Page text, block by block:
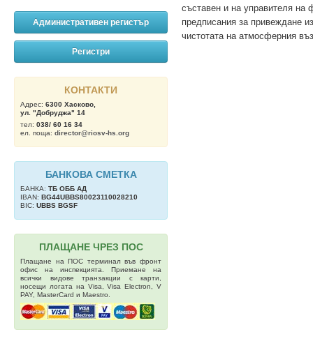
Административен регистър
Регистри
КОНТАКТИ
Адрес: 6300 Хасково,
ул. "Добруджа" 14
тел: 038/ 60 16 34
ел. поща: director@riosv-hs.org
БАНКОВА СМЕТКА
БАНКА: ТБ OББ АД
IBAN: BG44UBBS80023110028210
BIC: UBBS BGSF
ПЛАЩАНЕ ЧРЕЗ ПОС
Плащане на ПОС терминал във фронт
офис на инспекцията. Приемане на
всички видове транзакции с карти,
носещи логата на Visa, Visa Electron, V
PAY, MasterCard и Maestro.
съставен и на управителя на
предписания за привеждане
чистотата на атмосферния